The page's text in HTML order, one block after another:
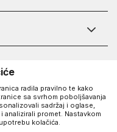
radila pravilno te kako
sa svrhom poboljšavanja
sadržaj i oglase,
promet. Nastavkom
kolačića.